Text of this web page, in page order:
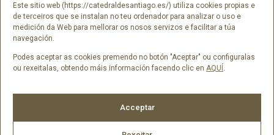
Este sitio web (https://catedraldesantiago.es/) utiliza cookies propias e
de terceiros que se instalan no teu ordenador para analizar o uso e
medición da Web para mellorar os nosos servizos e facilitar a túa
navegación.
Podes aceptar as cookies premendo no botón "Aceptar" ou configuralas
ou rexeitalas, obtendo máis información facendo clic en AQUÍ.
Acceptar
Arquidiócese
Créditos
Catálogo Dixital